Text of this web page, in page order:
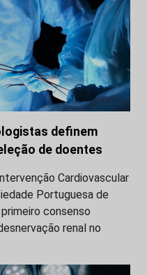
definem
de doentes
Cardiovascular
Portuguesa de
consenso
renal no